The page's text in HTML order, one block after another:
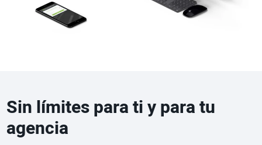
Sin límites para ti y para tu
agencia